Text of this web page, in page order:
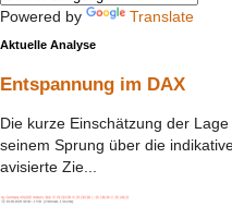
Powered by Translate
Aktuelle Analyse
Entspannung im DAX
Die kurze Einschätzung der
seinem Sprung über die
avisierte Zie...